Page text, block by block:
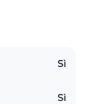
Sì
Sì